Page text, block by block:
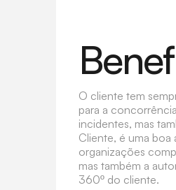
O cliente tem
para a
incidentes, mas
Cliente, é uma boa
organizações
mas também a
360º do cliente.